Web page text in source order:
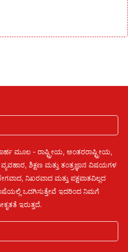
ಮೂಲ - ರಾಷ್ಟ್ರೀಯ, ಅಂತರರಾಷ್ಟ್ರೀಯ,
ಶಿಕ್ಷಣ ಮತ್ತು ತಂತ್ರಜ್ಞಾನ ವಿಷಯಗಳ
ನಿಖರವಾದ ಮತ್ತು ಪಕ್ಷಪಾತವಿಲ್ಲದ
ಭಾಷೆಯಲ್ಲಿ ಒದಗಿಸುತ್ತೇವೆ ಇದರಿಂದ ನಿಮಗೆ
ಇರುತ್ತದೆ.